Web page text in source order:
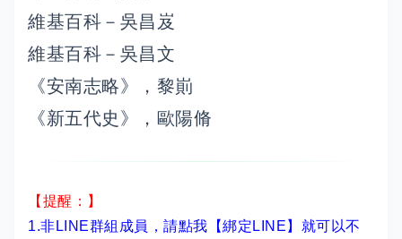
維基百科－吳昌岌
維基百科－吳昌文
《安南志略》，黎崱
《新五代史》，歐陽脩
【提醒：】
1.非LINE群組成員， 請點我【綁定LINE】 就可以不